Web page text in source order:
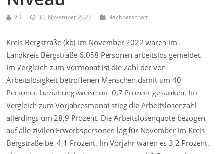
VO 30. November 2022 Nachbarschaft
Kreis Bergstraße (kb)-Im November 2022 waren im
Landkreis Bergstraße 6.058 Personen arbeitslos gemeldet.
Im Vergleich zum Vormonat ist die Zahl der von
Arbeitslosigkeit betroffenen Menschen damit um 40
Personen beziehungsweise um 0,7 Prozent gesunken. Im
Vergleich zum Vorjahresmonat stieg die Arbeitslosenzahl
allerdings um 28,9 Prozent. Die Arbeitslosenquote bezogen
auf alle zivilen Erwerbspersonen lag für November im Kreis
Bergstraße bei 4,1 Prozent. Im Vorjahr waren es 3,2 Prozent.